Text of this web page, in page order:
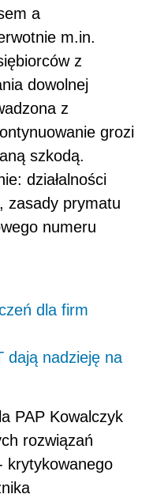
a
m.in.
z
dowolnej
z
grozi
szkodą.
działalności
zasady prymatu
numeru
dla firm
dają nadzieję na
PAP Kowalczyk
rozwiązań
krytykowanego